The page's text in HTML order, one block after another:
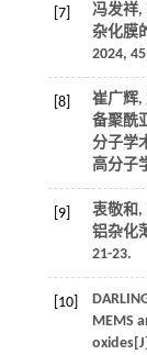
[7] 冯发祥,
杂化膜
2024, 45
[8] 崔广辉,
备聚酰
分子学
高分子
[9] 衷敬和,
铝杂化
21-23.
[10]
MEMS